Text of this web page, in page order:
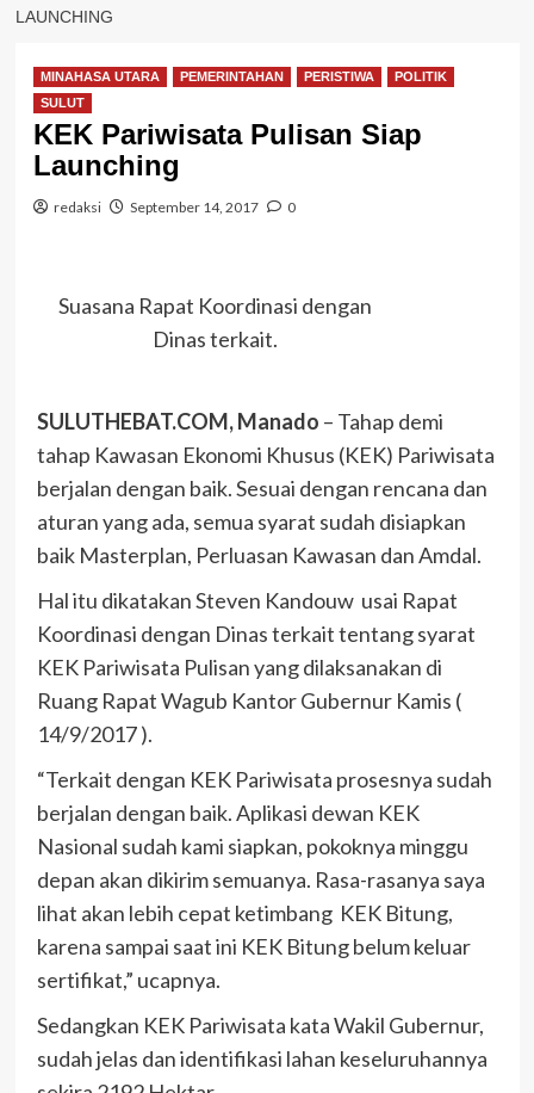
LAUNCHING
MINAHASA UTARA PEMERINTAHAN PERISTIWA
POLITIK
SULUT
KEK Pariwisata Pulisan Siap
Launching
redaksi September 14, 2017 0
Suasana Rapat Koordinasi dengan
Dinas terkait.
SULUTHEBAT.COM, Manado – Tahap demi
tahap Kawasan Ekonomi Khusus (KEK) Pariwisata
berjalan dengan baik. Sesuai dengan rencana dan
aturan yang ada, semua syarat sudah disiapkan
baik Masterplan, Perluasan Kawasan dan Amdal.
Hal itu dikatakan Steven Kandouw usai Rapat
Koordinasi dengan Dinas terkait tentang syarat
KEK Pariwisata Pulisan yang dilaksanakan di
Ruang Rapat Wagub Kantor Gubernur Kamis (
14/9/2017 ).
“Terkait dengan KEK Pariwisata prosesnya sudah
berjalan dengan baik. Aplikasi dewan KEK
Nasional sudah kami siapkan, pokoknya minggu
depan akan dikirim semuanya. Rasa-rasanya saya
lihat akan lebih cepat ketimbang KEK Bitung,
karena sampai saat ini KEK Bitung belum keluar
sertifikat,” ucapnya.
Sedangkan KEK Pariwisata kata Wakil Gubernur,
sudah jelas dan identifikasi lahan keseluruhannya